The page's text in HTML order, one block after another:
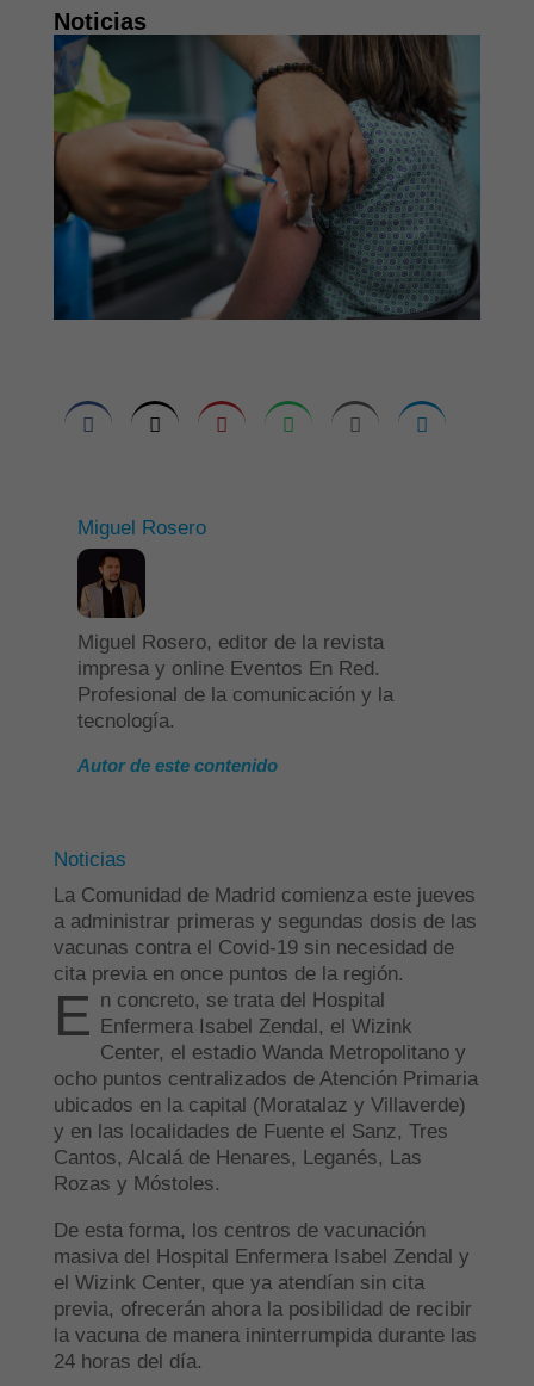
Noticias
Miguel Rosero
Miguel Rosero, editor de la revista
impresa y online Eventos En Red.
Profesional de la comunicación y la
tecnología.
Autor de este contenido
Noticias
La Comunidad de Madrid comienza este jueves
a administrar primeras y segundas dosis de las
vacunas contra el Covid-19 sin necesidad de
cita previa en once puntos de la región.
E n concreto, se trata del Hospital
Enfermera Isabel Zendal, el Wizink
Center, el estadio Wanda Metropolitano y
ocho puntos centralizados de Atención Primaria
ubicados en la capital (Moratalaz y Villaverde)
y en las localidades de Fuente el Sanz, Tres
Cantos, Alcalá de Henares, Leganés, Las
Rozas y Móstoles.
De esta forma, los centros de vacunación
masiva del Hospital Enfermera Isabel Zendal y
el Wizink Center, que ya atendían sin cita
previa, ofrecerán ahora la posibilidad de recibir
la vacuna de manera ininterrumpida durante las
24 horas del día.